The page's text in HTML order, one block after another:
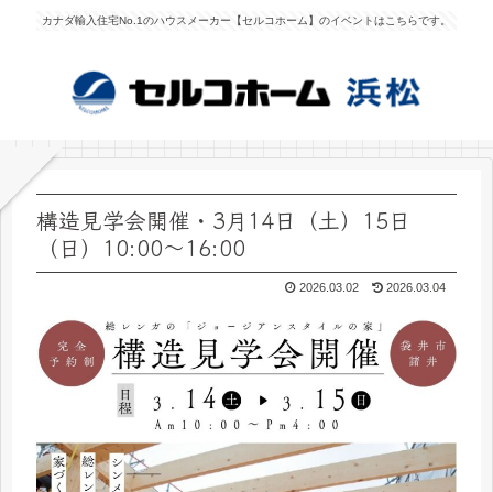
カナダ輸入住宅No.1のハウスメーカー【セルコホーム】のイベントはこちらです。
構造見学会開催・3月14日（土）15日
（日）10:00～16:00
2026.03.02 2026.03.04